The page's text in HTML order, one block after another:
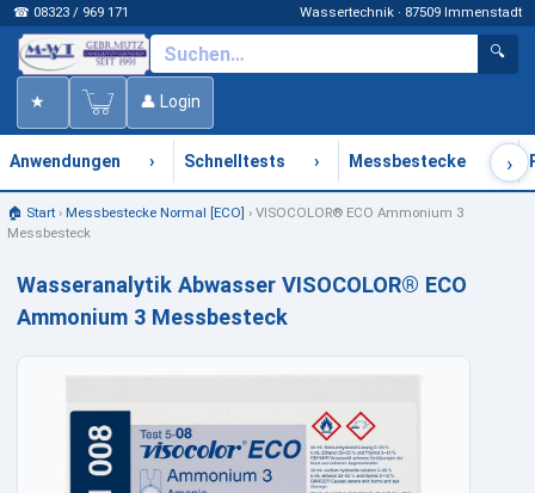
☎ 08323 / 969 171 Wassertechnik · 87509 Immenstadt
🔍
★ 👤 Login
Anwendungen › Schnelltests › Messbestecke ›
🏠 Start› Messbestecke Normal [ECO] › VISOCOLOR® ECO Ammonium 3
Messbesteck
Wasseranalytik Abwasser VISOCOLOR® ECO
Ammonium 3 Messbesteck